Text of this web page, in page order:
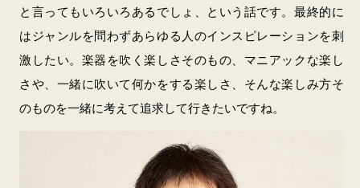
と言ってもいろいろあるでしょ、という話です。最終的に
はジャンルを問わずあらゆる人のインスピレーションを刺
激したい。楽器を吹く楽しさそのもの、マニアックな楽し
さや、一緒に吹いて何かをする楽しさ、そんな楽しみ方そ
のものを一緒に考えて追求して行きたいですね。